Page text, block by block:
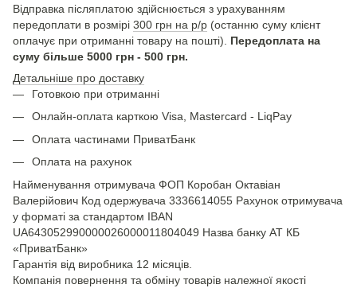
Відправка післяплатою здійснюється з урахуванням
передоплати в розмірі 300 грн на р/р (останню суму клієнт
оплачує при отриманні товару на пошті). Передоплата на
суму більше 5000 грн - 500 грн.
Детальніше про доставку
Готовкою при отриманні
Онлайн-оплата карткою Visa, Mastercard - LiqPay
Оплата частинами ПриватБанк
Оплата на рахунок
Найменування отримувача ФОП Коробан Октавіан
Валерійович Код одержувача 3336614055 Рахунок отримувача
у форматі за стандартом IBAN
UA643052990000026000011804049 Назва банку АТ КБ
«ПриватБанк»
Гарантія від виробника 12 місяців.
Компанія повернення та обміну товарів належної якості